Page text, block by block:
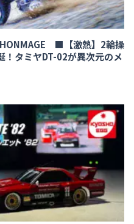
■【激熱】2輪操
！タミヤDT-02が異次元のメ